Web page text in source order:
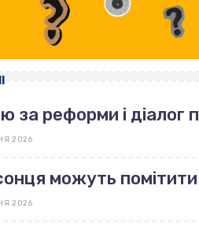
за реформи і
2026
можуть
2026